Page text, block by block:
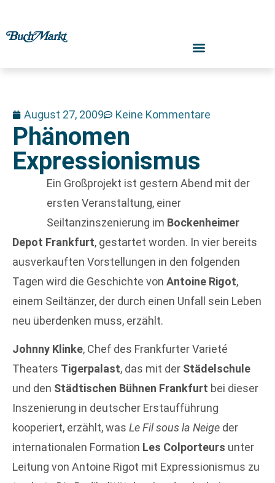
August 27, 2009 Keine Kommentare
Phänomen
Expressionismus
Ein Großprojekt ist gestern Abend mit der
ersten Veranstaltung, einer
Seiltanzinszenierung im Bockenheimer
Depot Frankfurt, gestartet worden. In vier bereits
ausverkauften Vorstellungen in den folgenden
Tagen wird die Geschichte von Antoine Rigot,
einem Seiltänzer, der durch einen Unfall sein Leben
neu überdenken muss, erzählt.
Johnny Klinke, Chef des Frankfurter Varieté
Theaters Tigerpalast, das mit der Städelschule
und den Städtischen Bühnen Frankfurt bei dieser
Inszenierung in deutscher Erstaufführung
kooperiert, erzählt, was Le Fil sous la Neige der
internationalen Formation Les Colporteurs unter
Leitung von Antoine Rigot mit Expressionismus zu